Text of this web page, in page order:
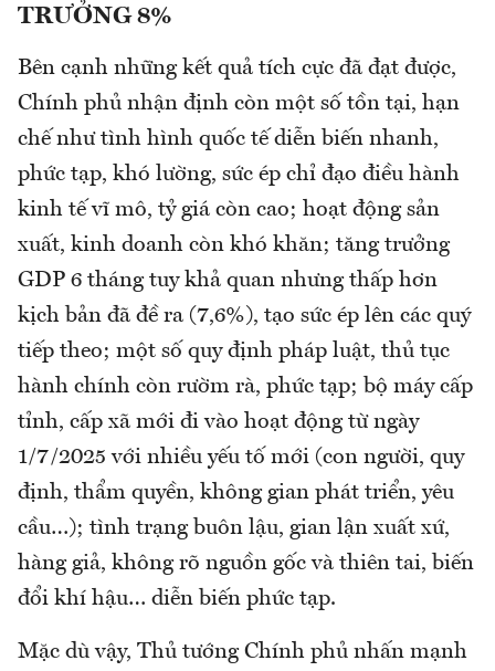
TRƯỞNG 8%
Bên cạnh những kết quả tích cực đã đạt được,
Chính phủ nhận định còn một số tồn tại, hạn
chế như tình hình quốc tế diễn biến nhanh,
phức tạp, khó lường, sức ép chỉ đạo điều hành
kinh tế vĩ mô, tỷ giá còn cao; hoạt động sản
xuất, kinh doanh còn khó khăn; tăng trưởng
GDP 6 tháng tuy khả quan nhưng thấp hơn
kịch bản đã đề ra (7,6%), tạo sức ép lên các quý
tiếp theo; một số quy định pháp luật, thủ tục
hành chính còn rườm rà, phức tạp; bộ máy cấp
tỉnh, cấp xã mới đi vào hoạt động từ ngày
1/7/2025 với nhiều yếu tố mới (con người, quy
định, thẩm quyền, không gian phát triển, yêu
cầu…); tình trạng buôn lậu, gian lận xuất xứ,
hàng giả, không rõ nguồn gốc và thiên tai, biến
đổi khí hậu… diễn biến phức tạp.
Mặc dù vậy, Thủ tướng Chính phủ nhấn mạnh